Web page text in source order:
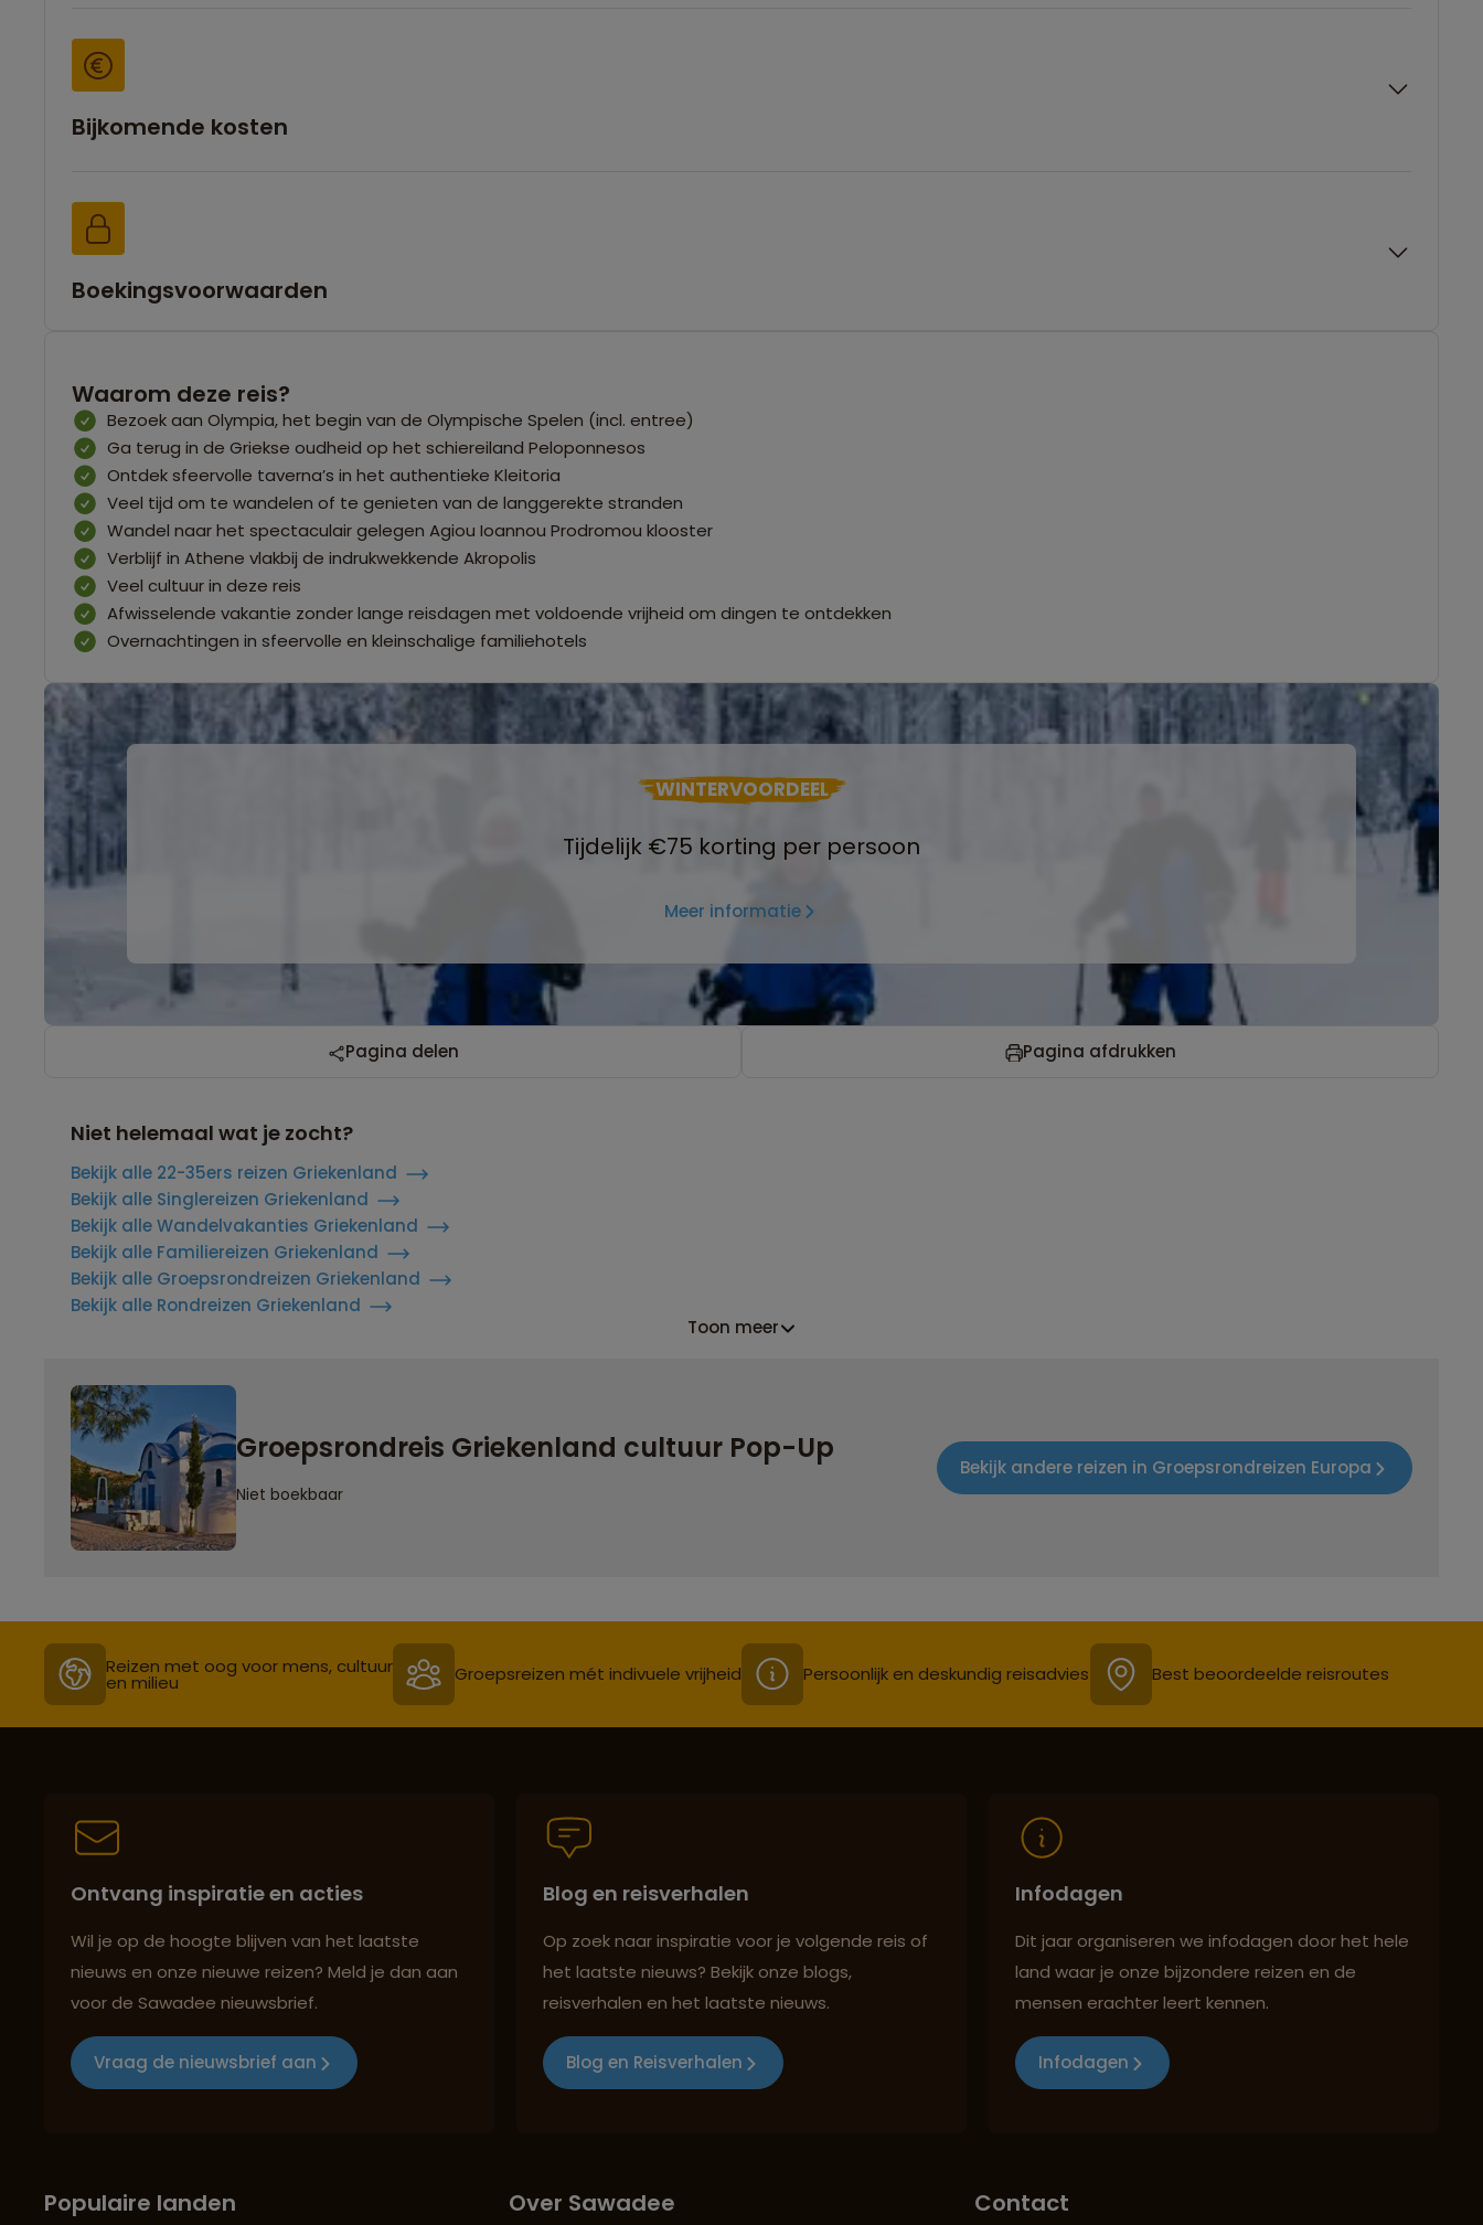
Bijkomende kosten
Boekingsvoorwaarden
Waarom deze reis?
Bezoek aan Olympia, het begin van de Olympische Spelen (incl. entree)
Ga terug in de Griekse oudheid op het schiereiland Peloponnesos
Ontdek sfeervolle taverna’s in het authentieke Kleitoria
Veel tijd om te wandelen of te genieten van de langgerekte stranden
Wandel naar het spectaculair gelegen Agiou Ioannou Prodromou klooster
Verblijf in Athene vlakbij de indrukwekkende Akropolis
Veel cultuur in deze reis
Afwisselende vakantie zonder lange reisdagen met voldoende vrijheid om dingen te ontdekken
Overnachtingen in sfeervolle en kleinschalige familiehotels
WINTERVOORDEEL
Tijdelijk €75 korting per persoon
Meer informatie
Pagina delen Pagina afdrukken
Niet helemaal wat je zocht?
Bekijk alle 22-35ers reizen Griekenland
Bekijk alle Singlereizen Griekenland
Bekijk alle Wandelvakanties Griekenland
Bekijk alle Familiereizen Griekenland
Bekijk alle Groepsrondreizen Griekenland
Bekijk alle Rondreizen Griekenland
Toon meer
Groepsrondreis Griekenland cultuur Pop-Up
Niet boekbaar
Bekijk andere reizen in Groepsrondreizen Europa
Reizen met oog voor mens, cultuur
en milieu Groepsreizen mét indivuele vrijheid Persoonlijk en deskundig reisadvies Best beoordeelde reisroutes
Ontvang inspiratie en acties
Wil je op de hoogte blijven van het laatste
nieuws en onze nieuwe reizen? Meld je dan aan
voor de Sawadee nieuwsbrief.
Vraag de nieuwsbrief aan
Blog en reisverhalen
Op zoek naar inspiratie voor je volgende reis of
het laatste nieuws? Bekijk onze blogs,
reisverhalen en het laatste nieuws.
Blog en Reisverhalen
Infodagen
Dit jaar organiseren we infodagen door het hele
land waar je onze bijzondere reizen en de
mensen erachter leert kennen.
Infodagen
Populaire landen Over Sawadee Contact